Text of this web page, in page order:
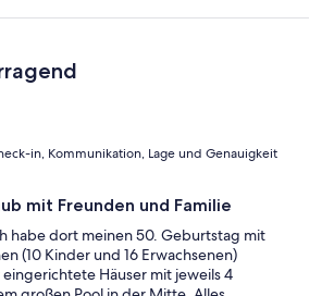
in, Kommunikation, Lage und Genauigkeit
mit Freunden und Familie
habe dort meinen 50. Geburtstag mit
(10 Kinder und 16 Erwachsenen)
Häuser mit jeweils 4